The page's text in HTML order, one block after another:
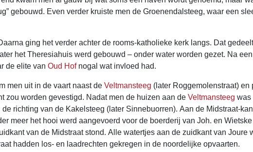
gebouwd. Even verder kruiste men de Groenendalsteeg, waar een
ging het verder achter de rooms-katholieke kerk langs. Dat
het Theresiahuis werd gebouwd – onder water worden gezet. Na
de elite van Oud Hofnogal wat invloed had.
men uit in de vaart naast de Veltmansteeg (later Roggemolenstraat)
zou worden gevestigd. Nadat men de huizen aan de Veltmansteeg was
richting van de Kakelsteeg (later Sinnebuorren). Aan de Midstraat-
meer het hooi werd aangevoerd voor de boerderij van Joh. en
van de Midstraat stond. Alle watertjes aan de zuidkant van
hadden los- en laadrechten gekregen in de noordelijke opvaarten.